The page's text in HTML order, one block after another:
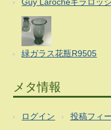
緑ガラス花瓶R9505
メタ情報
ログイン 投稿フィ